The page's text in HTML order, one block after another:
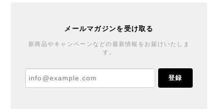
*にじいろの実* ブローチ くものおう
［６］
丁寧で温かい対応と梱包をありがとうございました♪
ブローチもとても可愛くご縁を賜りまして嬉しいで
メールマガジンを受け取る
新商品やキャンペーンなどの最新情報をお届けいたしま
す。
登録